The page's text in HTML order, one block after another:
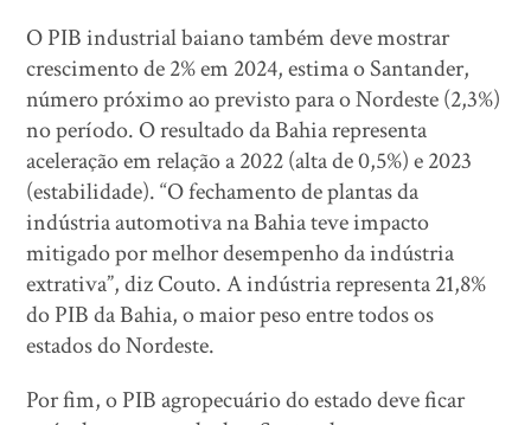
O PIB industrial baiano também deve mostrar
crescimento de 2% em 2024, estima o Santander,
número próximo ao previsto para o Nordeste (2,3%)
no período. O resultado da Bahia representa
aceleração em relação a 2022 (alta de 0,5%) e 2023
(estabilidade). “O fechamento de plantas da
indústria automotiva na Bahia teve impacto
mitigado por melhor desempenho da indústria
extrativa”, diz Couto. A indústria representa 21,8%
do PIB da Bahia, o maior peso entre todos os
estados do Nordeste.
Por fim, o PIB agropecuário do estado deve ficar